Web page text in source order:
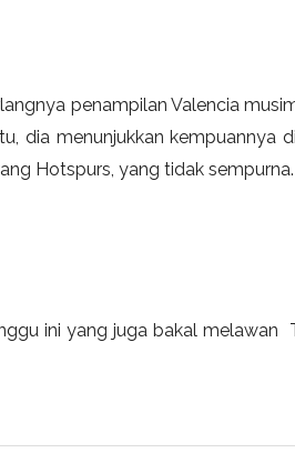
penampilan Valencia
dia menunjukkan kempuannya
Hotspurs, yang tidak
ini yang juga bakal melawan